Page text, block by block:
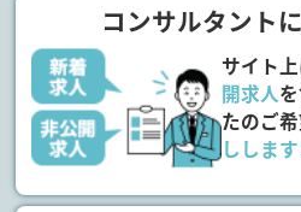
コンサルタント
サイト
開求人
たのご
しします